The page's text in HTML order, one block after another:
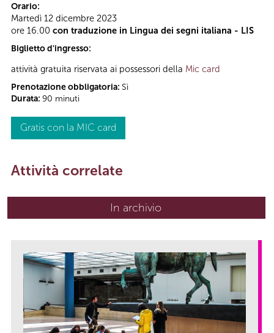
Orario:
Martedì 12 dicembre 2023
ore 16.00 con traduzione in Lingua dei segni italiana - LIS
Biglietto d'ingresso:
attività gratuita riservata ai possessori della Mic card
Prenotazione obbligatoria: Sì
Durata: 90 minuti
Gratis con la MIC card
Attività correlate
In archivio